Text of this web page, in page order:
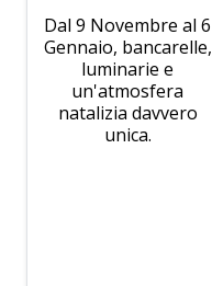
Dal 9 Novembre al 6
Gennaio, bancarelle,
luminarie e
un'atmosfera
natalizia davvero
unica.